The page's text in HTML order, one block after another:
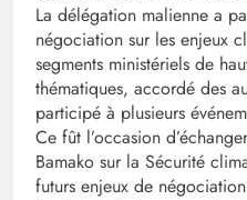
La délégation malienne a
négociation sur les enjeux
segments ministériels de
thématiques, accordé des
participé à plusieurs
Ce fût l’occasion
Bamako sur la Sécurité
futurs enjeux de